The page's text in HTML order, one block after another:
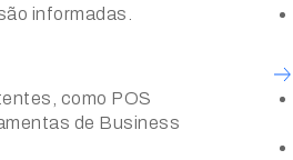
informadas.
como POS
de Business